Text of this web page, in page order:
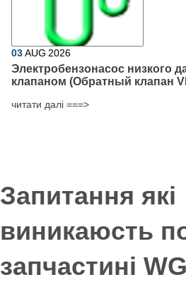
03AUG 2026
Электробензонасос низкого
клапаном (Обратный клапан
читати далі ===>
Запитання які
виникаюсть
запчастині